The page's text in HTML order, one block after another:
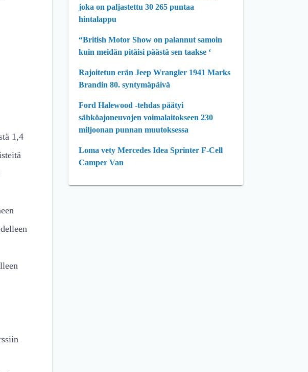
1,4
joka on paljastettu 30 265 puntaa
hintalappu
“British Motor Show on palannut samoin
kuin meidän pitäisi päästä sen taakse ‘
Rajoitetun erän Jeep Wrangler 1941 Marks
Brandin 80. syntymäpäivä
Ford Halewood -tehdas päätyi
sähköajoneuvojen voimalaitokseen 230
miljoonan punnan muutoksessa
Loma vety Mercedes Idea Sprinter F-Cell
Camper Van